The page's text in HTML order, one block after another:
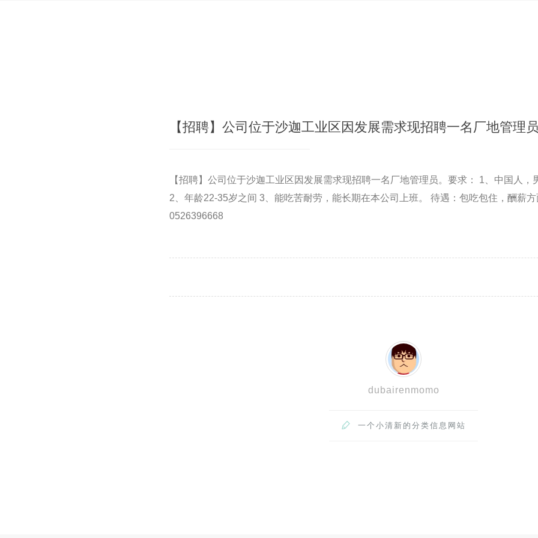
【招聘】公司位于沙迦工业区因发展需求现招聘一名厂地管理员
【招聘】公司位于沙迦工业区因发展需求现招聘一名厂地管理员。要求： 1、中国人，
2、年龄22-35岁之间 3、能吃苦耐劳，能长期在本公司上班。 待遇：包吃包住，酬薪方
0526396668
dubairenmomo
 一个小清新的分类信息网站